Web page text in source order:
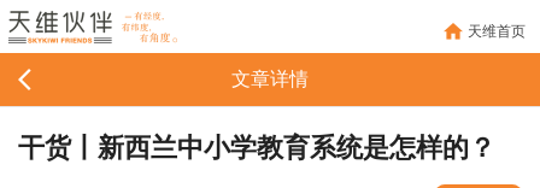
天维首页
文章详情
干货丨新西兰中小学教育系统是怎样的？